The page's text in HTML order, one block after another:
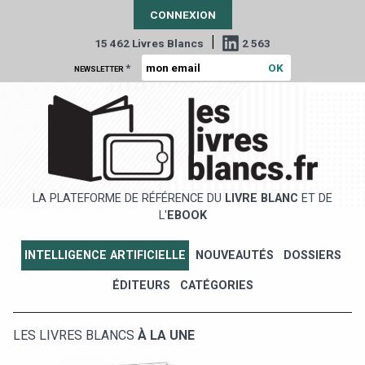
CONNEXION
15 462 Livres Blancs | 2 563
NEWSLETTER *
LA PLATEFORME DE RÉFÉRENCE DU LIVRE BLANC ET DE
L' EBOOK
INTELLIGENCE ARTIFICIELLE NOUVEAUTÉS DOSSIERS
ÉDITEURS CATÉGORIES
LES LIVRES BLANCS À LA UNE